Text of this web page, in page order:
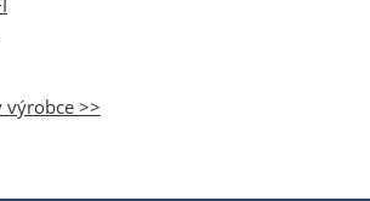
výrobce >>